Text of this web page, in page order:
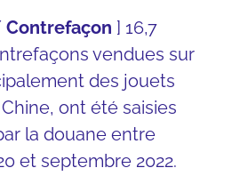
] 16,7
vendues sur
des jouets
ont été saisies
la douane entre
et septembre 2022.